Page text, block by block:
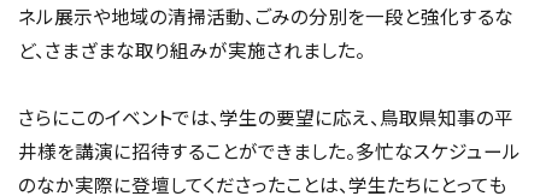
ネル展示や地域の清掃活動、ごみの分別を一段と強化するな
ど、さまざまな取り組みが実施されました。
さらにこのイベントでは、学生の要望に応え、鳥取県知事の平
井様を講演に招待することができました。多忙なスケジュール
のなか実際に登壇してくださったことは、学生たちにとっても